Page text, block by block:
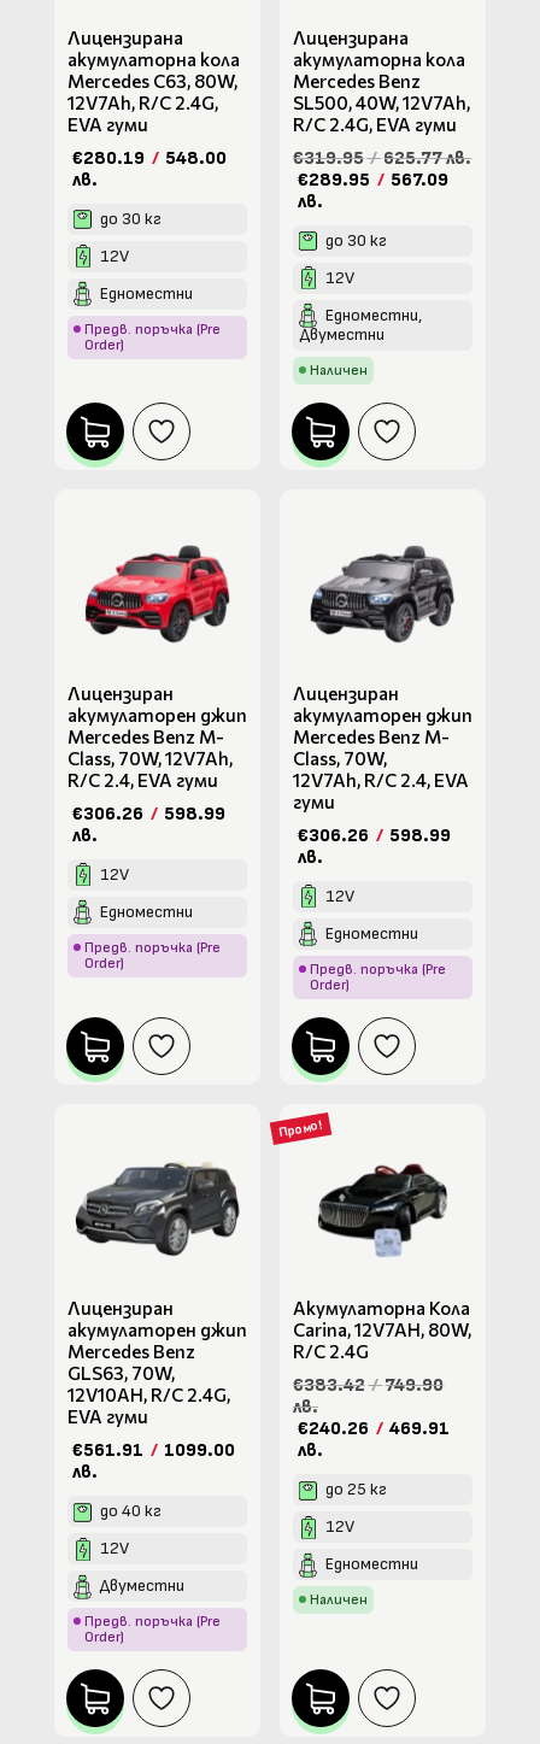
Лицензирана
акумулаторна кола
Mercedes C63, 80W,
12V7Ah, R/C 2.4G,
EVA гуми
€280.19 / 548.00
лв.
до 30 кг
12V
Едноместни
Предв. поръчка (Pre
Order)
Лицензирана
акумулаторна кола
Mercedes Benz
SL500, 40W, 12V7Ah,
R/C 2.4G, EVA гуми
€319.95/625.77 лв.
€289.95 / 567.09
лв.
до 30 кг
12V
Едноместни,
Двуместни
Наличен
Лицензиран
акумулаторен джип
Mercedes Benz M-
Class, 70W, 12V7Ah,
R/C 2.4, EVA гуми
€306.26 / 598.99
лв.
12V
Едноместни
Предв. поръчка (Pre
Order)
Лицензиран
акумулаторен джип
Mercedes Benz M-
Class, 70W,
12V7Ah, R/C 2.4, EVA
гуми
€306.26 / 598.99
лв.
12V
Едноместни
Предв. поръчка (Pre
Order)
Лицензиран
акумулаторен джип
Mercedes Benz
GLS63, 70W,
12V10AH, R/C 2.4G,
EVA гуми
€561.91 / 1099.00
лв.
до 40 кг
12V
Двуместни
Предв. поръчка (Pre
Order)
Промо!
Акумулаторна Кола
Carina, 12V7AH, 80W,
R/C 2.4G
€383.42/749.90
лв.
€240.26 / 469.91
лв.
до 25 кг
12V
Едноместни
Наличен